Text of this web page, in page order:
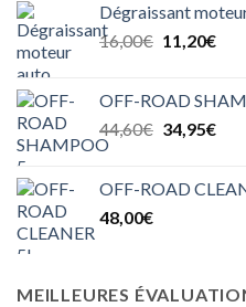
Dégraissant
16,00€ Le
était :
16,00€.
11,20€Le
est :
OFF-ROAD
44,60€ Le
était :
34,95€Le
est :
OFF-ROAD
48,00€
MEILLEURES